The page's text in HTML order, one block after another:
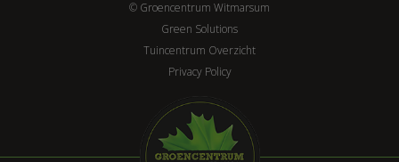
© Groencentrum Witmarsum
Green Solutions
Tuincentrum Overzicht
Privacy Policy